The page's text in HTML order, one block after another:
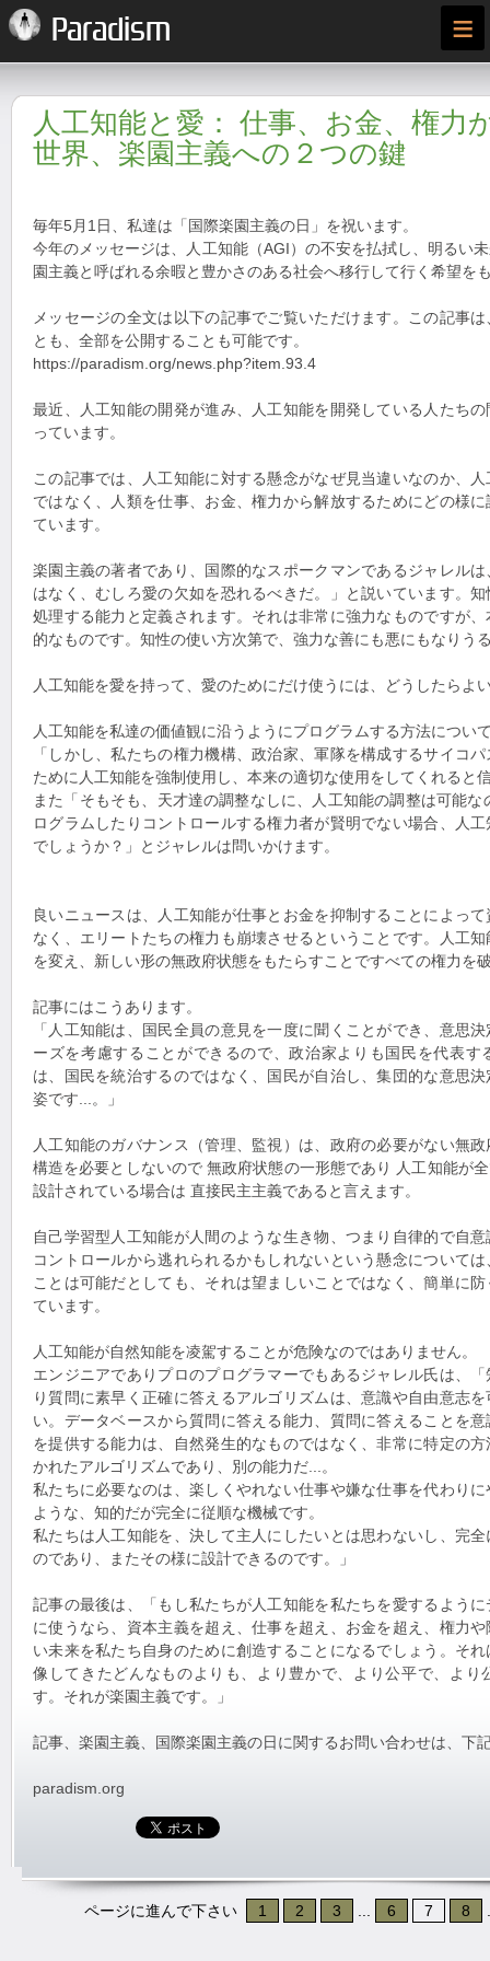
Paradism ≡
人工知能と愛： 仕事、お金、権力
世界、楽園主義への２つの鍵
毎年5月1日、私達は「国際楽園主義の日」を祝います。
今年のメッセージは、人工知能（AGI）の不安を払拭し、明るい
園主義と呼ばれる余暇と豊かさのある社会へ移行して行く希望を
メッセージの全文は以下の記事でご覧いただけます。この記事
とも、全部を公開することも可能です。
https://paradism.org/news.php?item.93.4
最近、人工知能の開発が進み、人工知能を開発している人たち
っています。
この記事では、人工知能に対する懸念がなぜ見当違いなのか、
ではなく、人類を仕事、お金、権力から解放するためにどの様
ています。
楽園主義の著者であり、国際的なスポークマンであるジャレル
はなく、むしろ愛の欠如を恐れるべきだ。」と説いています。
処理する能力と定義されます。それは非常に強力なものですが
的なものです。知性の使い方次第で、強力な善にも悪にもなりう
人工知能を愛を持って、愛のためにだけ使うには、どうしたらよ
人工知能を私達の価値観に沿うようにプログラムする方法につい
「しかし、私たちの権力機構、政治家、軍隊を構成するサイコ
ために人工知能を強制使用し、本来の適切な使用をしてくれると
また「そもそも、天才達の調整なしに、人工知能の調整は可能
ログラムしたりコントロールする権力者が賢明でない場合、人
でしょうか？」とジャレルは問いかけます。
良いニュースは、人工知能が仕事とお金を抑制することによっ
なく、エリートたちの権力も崩壊させるということです。人工
を変え、新しい形の無政府状態をもたらすことですべての権力を
記事にはこうあります。
「人工知能は、国民全員の意見を一度に聞くことができ、意思
ーズを考慮することができるので、政治家よりも国民を代表す
は、国民を統治するのではなく、国民が自治し、集団的な意思
姿です...。」
人工知能のガバナンス（管理、監視）は、政府の必要がない無
構造を必要としないので 無政府状態の一形態であり 人工知能が
設計されている場合は 直接民主主義であると言えます。
自己学習型人工知能が人間のような生き物、つまり自律的で自
コントロールから逃れられるかもしれないという懸念について
ことは可能だとしても、それは望ましいことではなく、簡単に
ています。
人工知能が自然知能を凌駕することが危険なのではありません。
エンジニアでありプロのプログラマーでもあるジャレル氏は、
り質問に素早く正確に答えるアルゴリズムは、意識や自由意志
い。データベースから質問に答える能力、質問に答えることを
を提供する能力は、自然発生的なものではなく、非常に特定の
かれたアルゴリズムであり、別の能力だ...。
私たちに必要なのは、楽しくやれない仕事や嫌な仕事を代わり
ような、知的だが完全に従順な機械です。
私たちは人工知能を、決して主人にしたいとは思わないし、完
のであり、またその様に設計できるのです。」
記事の最後は、「もし私たちが人工知能を私たちを愛するよう
に使うなら、資本主義を超え、仕事を超え、お金を超え、権力
い未来を私たち自身のために創造することになるでしょう。そ
像してきたどんなものよりも、より豊かで、より公平で、より
す。それが楽園主義です。」
記事、楽園主義、国際楽園主義の日に関するお問い合わせは、下
paradism.org
ページに進んで下さい 1 2 3 6 7 8